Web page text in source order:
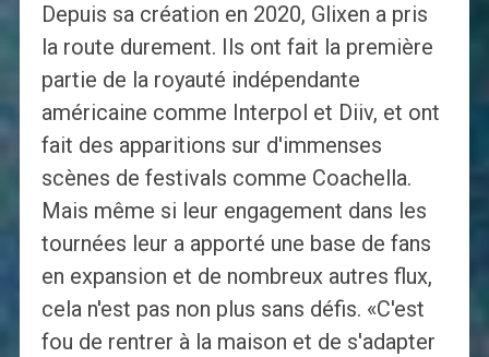
Depuis sa création en 2020, Glixen a pris
la route durement. Ils ont fait la première
partie de la royauté indépendante
américaine comme Interpol et Diiv, et ont
fait des apparitions sur d'immenses
scènes de festivals comme Coachella.
Mais même si leur engagement dans les
tournées leur a apporté une base de fans
en expansion et de nombreux autres flux,
cela n'est pas non plus sans défis. «C'est
fou de rentrer à la maison et de s'adapter